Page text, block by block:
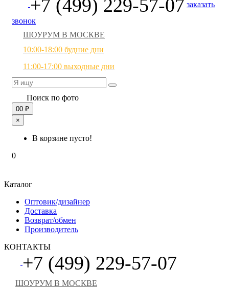
+7 (499) 229-57-07 заказать
звонок
ШОУРУМ В МОСКВЕ
10:00-18:00 будние дни
11:00-17:00 выходные дни
Поиск по фото
00 ₽
×
В корзине пусто!
0
Каталог
Оптовик/дизайнер
Доставка
Возврат/обмен
Производитель
КОНТАКТЫ
+7 (499) 229-57-07
ШОУРУМ В МОСКВЕ